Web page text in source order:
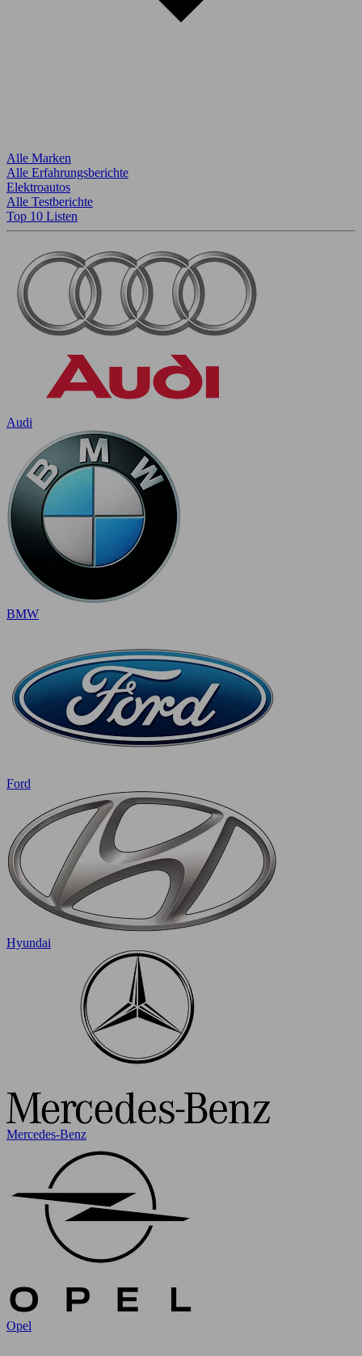
Alle Marken
Alle Erfahrungsberichte
Elektroautos
Alle Testberichte
Top 10 Listen
Audi
BMW
Ford
Hyundai
Mercedes-Benz
Opel